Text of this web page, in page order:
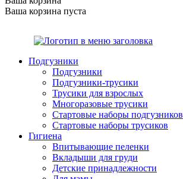
Ваша корзина пуста
Подгузники
Подгузники
Подгузники-трусики
Трусики для взрослых
Многоразовые трусики
Стартовые наборы подгузников
Стартовые наборы трусиков
Гигиена
Впитывающие пеленки
Вкладыши для груди
Детские принадлежности